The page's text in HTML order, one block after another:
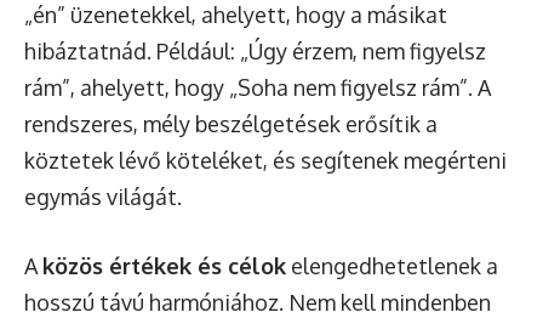
„én” üzenetekkel, ahelyett, hogy a másikat
hibáztatnád. Például: „Úgy érzem, nem figyelsz
rám”, ahelyett, hogy „Soha nem figyelsz rám”. A
rendszeres, mély beszélgetések erősítik a
köztetek lévő köteléket, és segítenek megérteni
egymás világát.
A közös értékek és célok elengedhetetlenek a
hosszú távú harmóniához. Nem kell mindenben